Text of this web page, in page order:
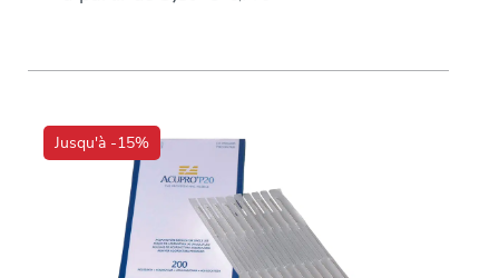
Jusqu'à -15%